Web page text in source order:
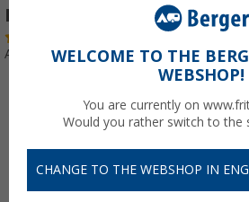
Meter
Art.-Nr.: 256170WELCOME TO THE
WEBSHOP!
You are currently on
Would you rather switch to the
CHANGE TO THE WEBSHOP IN